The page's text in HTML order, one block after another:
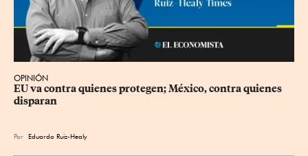
OPINIÓN
EU va contra quienes protegen; México, contra quienes
disparan
Por Eduardo Ruiz-Healy